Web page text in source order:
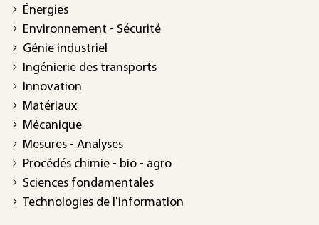
Énergies
Environnement - Sécurité
Génie industriel
Ingénierie des transports
Innovation
Matériaux
Mécanique
Mesures - Analyses
Procédés chimie - bio - agro
Sciences fondamentales
Technologies de l'information